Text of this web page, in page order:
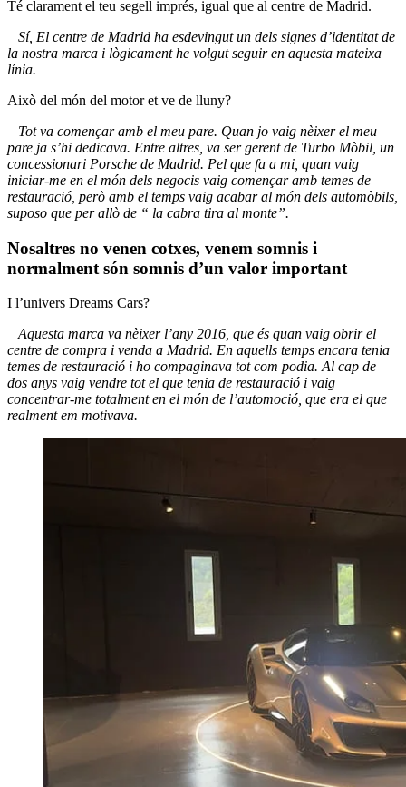
Té clarament el teu segell imprés, igual que al centre de Madrid.
Sí, El centre de Madrid ha esdevingut un dels signes d’identitat de
la nostra marca i lògicament he volgut seguir en aquesta mateixa
línia.
Això del món del motor et ve de lluny?
Tot va començar amb el meu pare. Quan jo vaig nèixer el meu
pare ja s’hi dedicava. Entre altres, va ser gerent de Turbo Mòbil, un
concessionari Porsche de Madrid. Pel que fa a mi, quan vaig
iniciar-me en el món dels negocis vaig començar amb temes de
restauració, però amb el temps vaig acabar al món dels automòbils,
suposo que per allò de “ la cabra tira al monte”.
Nosaltres no venen cotxes, venem somnis i
normalment són somnis d’un valor important
I l’univers Dreams Cars?
Aquesta marca va nèixer l’any 2016, que és quan vaig obrir el
centre de compra i venda a Madrid. En aquells temps encara tenia
temes de restauració i ho compaginava tot com podia. Al cap de
dos anys vaig vendre tot el que tenia de restauració i vaig
concentrar-me totalment en el món de l’automoció, que era el que
realment em motivava.